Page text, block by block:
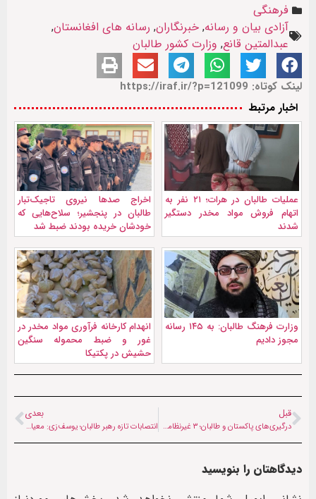
فرهنگی
آزادی بیان و رسانه, خبرنگاران, رسانه های افغانستان,
عبدالمتین قانع, وزارت کشور طالبان
لینک کوتاه: https://iraf.ir/?p=121099
اخبار مرتبط
عملیات طالبان در هرات؛ ۲۱ نفر به
اتهام فروش مواد مخدر دستگیر
شدند
اخراج صدها نیروی تاجیک‌تبار
طالبان در پنجشیر؛ سلاح‌هایی که
خودشان خریده بودند ضبط شد
وزارت فرهنگ طالبان: به ۱۴۵ رسانه‌
مجوز دادیم
انهدام کارخانه فرآوری مواد مخدر در
غور و ضبط محموله سنگین
حشیش در پکتیکا
قبل
درگیری‌های پاکستان و طالبان؛ ۳ غیرنظامی دیگر در کنر جان باختند
بعدی
انتصابات تازه رهبر طالبان؛ یوسف‌زی: معیارهای انتصاب روشن نیست
دیدگاهتان را بنویسید